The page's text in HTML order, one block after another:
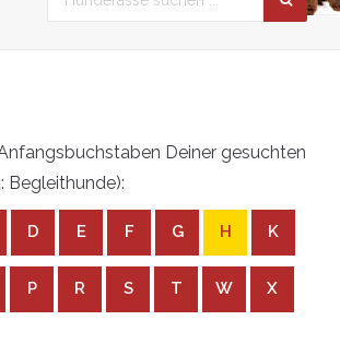
Deiner gesuchten
Begleithunde):
D E F G H K
P R S T W X